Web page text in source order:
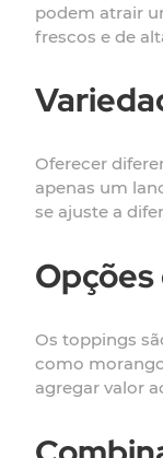
podem atrair
frescos e de
Oferecer
apenas um
se ajuste a
Os toppings
como
agregar valor